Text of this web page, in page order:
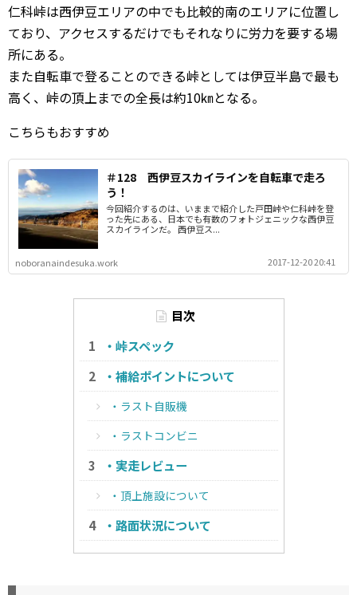
仁科峠は西伊豆エリアの中でも比較的南のエリアに位置し
ており、アクセスするだけでもそれなりに労力を要する場
所にある。
また自転車で登ることのできる峠としては伊豆半島で最も
高く、峠の頂上までの全長は約10㎞となる。
こちらもおすすめ
＃128 西伊豆スカイラインを自転車で走ろ
う！
今回紹介するのは、いままで紹介した戸田峠や仁科峠を登
った先にある、日本でも有数のフォトジェニックな西伊豆
スカイラインだ。 西伊豆ス...
noboranaindesuka.work 2017-12-20 20:41
目次
・峠スペック
・補給ポイントについて
・ラスト自販機
・ラストコンビニ
・実走レビュー
・頂上施設について
・路面状況について